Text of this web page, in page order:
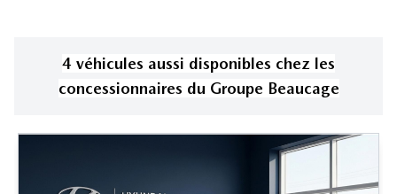
4 véhicules aussi disponibles chez les
concessionnaires du Groupe Beaucage